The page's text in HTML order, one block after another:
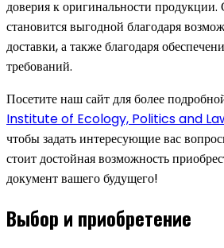
доверия к оригинальности
становится выгодной благодаря
доставки, а также благодаря
требований.
Посетите наш сайт для более
Institute of Ecology, Politics and
чтобы задать интересующие вас
стоит достойная возможность
документ вашего будущего!
Выбор и приобретение